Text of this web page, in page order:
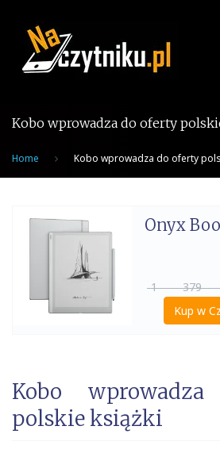
content
Kobo wprowadza do oferty
Home Kobo wprowadza do oferty
Onyx
1 379
Kup w
Kobo
polskie książki